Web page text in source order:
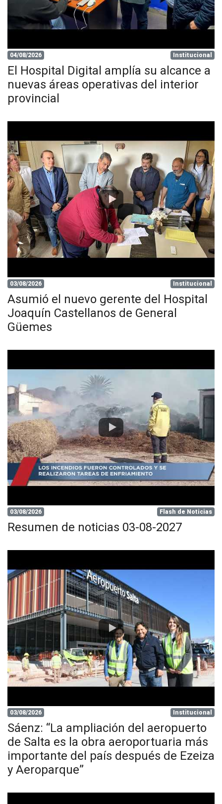
04/08/2026 Institucional
El Hospital Digital amplía su alcance a
nuevas áreas operativas del interior
provincial
03/08/2026 Institucional
Asumió el nuevo gerente del Hospital
Joaquín Castellanos de General
Güemes
03/08/2026 Flash de Noticias
Resumen de noticias 03-08-2027
03/08/2026 Institucional
Sáenz: “La ampliación del aeropuerto
de Salta es la obra aeroportuaria más
importante del país después de Ezeiza
y Aeroparque”